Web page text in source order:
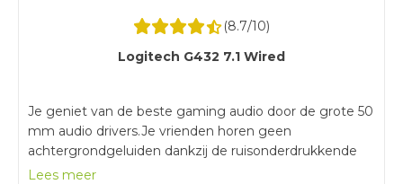
(8.7/10)
Logitech G432 7.1 Wired
Je geniet van de beste gaming audio door de grote 50
mm audio drivers.Je vrienden horen geen
achtergrondgeluiden dankzij de ruisonderdrukkende
microfoon.Leren oorkussens maak je gemakkelijk
Lees meer